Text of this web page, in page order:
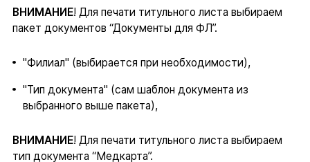
ВНИМАНИЕ! Для печати титульного листа выбираем
пакет документов “Документы для ФЛ”.
"Филиал" (выбирается при необходимости),
"Тип документа" (сам шаблон документа из
выбранного выше пакета),
ВНИМАНИЕ! Для печати титульного листа выбираем
тип документа “Медкарта”.